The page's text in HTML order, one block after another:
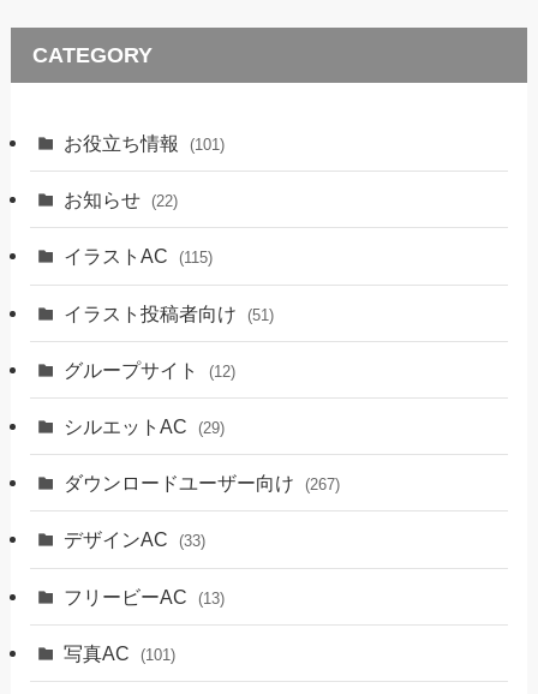
CATEGORY
お役立ち情報 (101)
お知らせ (22)
イラストAC (115)
イラスト投稿者向け (51)
グループサイト (12)
シルエットAC (29)
ダウンロードユーザー向け (267)
デザインAC (33)
フリービーAC (13)
写真AC (101)